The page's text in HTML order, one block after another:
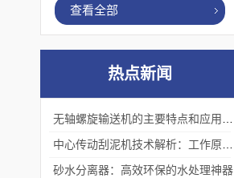
查看全部
热点新闻
砂水分离器：高效环保的水处理神器